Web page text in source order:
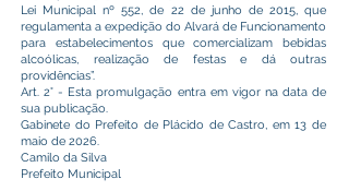
Lei Municipal nº 552, de 22 de junho de 2015, que
regulamenta a expedição do Alvará de Funcionamento
para estabelecimentos que comercializam bebidas
alcoólicas, realização de festas e dá outras
providências”.
Art. 2° - Esta promulgação entra em vigor na data de
sua publicação.
Gabinete do Prefeito de Plácido de Castro, em 13 de
maio de 2026.
Camilo da Silva
Prefeito Municipal